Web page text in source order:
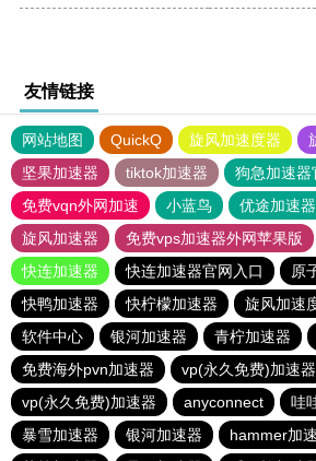
友情链接
网站地图 QuickQ 旋风加速度器
坚果加速器
tiktok加速器
狗急加速器
免费vqn外网加速
小蓝鸟 优途加速
旋风加速器
免费vps加速器外网苹果版
快连加速器
快连加速器官网入口
原
快鸭加速器
快柠檬加速器 旋风加速
软件中心
银河加速器 青柠加速器
免费海外pvn加速器
vp(永久免费)加速器
vp(永久免费)加速器
anyconnect
哇
暴雪加速器
银河加速器 hammer加